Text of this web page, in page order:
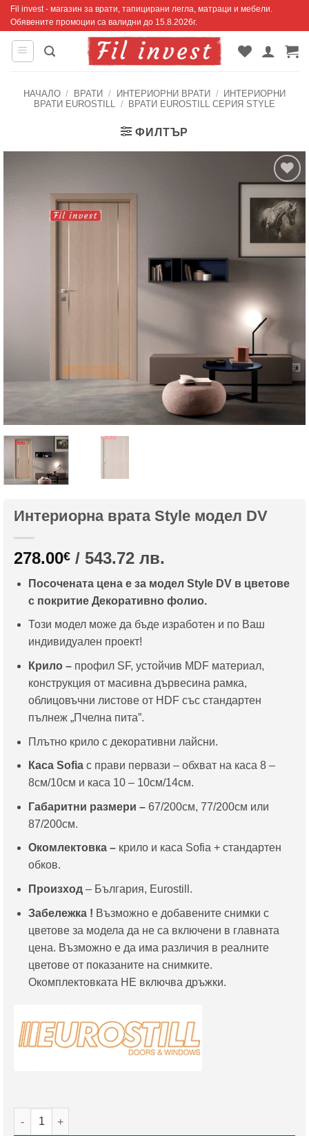
Skip
content
Fil invest - магазин за врати, тапицирани легла, матраци и мебели.
Обявените промоции са валидни до 15.8.2026г.
НАЧАЛО / ВРАТИ / ИНТЕРИОРНИ ВРАТИ /
ИНТЕРИОРНИ
ВРАТИ EUROSTILL / ВРАТИ EUROSTILL СЕРИЯ STYLE
ФИЛТЪР
Добавяне
към
списъка с
харесани
продукти
Интериорна врата Style модел DV
278.00€ / 543.72 лв.
Посочената цена е за модел Style DV в цветове
с покритие Декоративно фолио.
Този модел може да бъде изработен и по Ваш
индивидуален проект!
Крило –профил SF, устойчив MDF материал,
конструкция от масивна дървесина рамка,
облицовъчни листове от HDF със стандартен
пълнеж „Пчелна пита”.
Плътно крило с декоративни лайсни.
КасаSofiaс прави первази – обхват на каса 8 –
8см/10см и каса 10 – 10см/14см.
Габаритни размери –67/200см, 77/200см или
87/200см.
Окомлектовка –крило и каса Sofia + стандартен
обков.
Произход– България, Eurostill.
Забележка ! Възможно е добавените снимки с
цветове за модела да не са включени в главната
цена. Възможно е да има различия в реалните
цветове от показаните на снимките.
Окомплектовката НЕ включва дръжки.
количество за Интериорна врата Style модел DV